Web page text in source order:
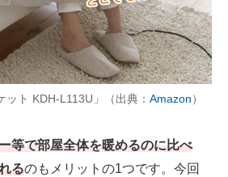
ニティ
サイト
ット KDH-L113U」（出典： Amazon）
等で部屋全体を暖めるのに比べ
るのもメリットの1つです。今回